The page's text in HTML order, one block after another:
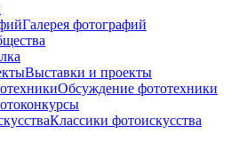
Галерея фотографий
Выставки и проекты
Обсуждение фототехники
Классики фотоискусства